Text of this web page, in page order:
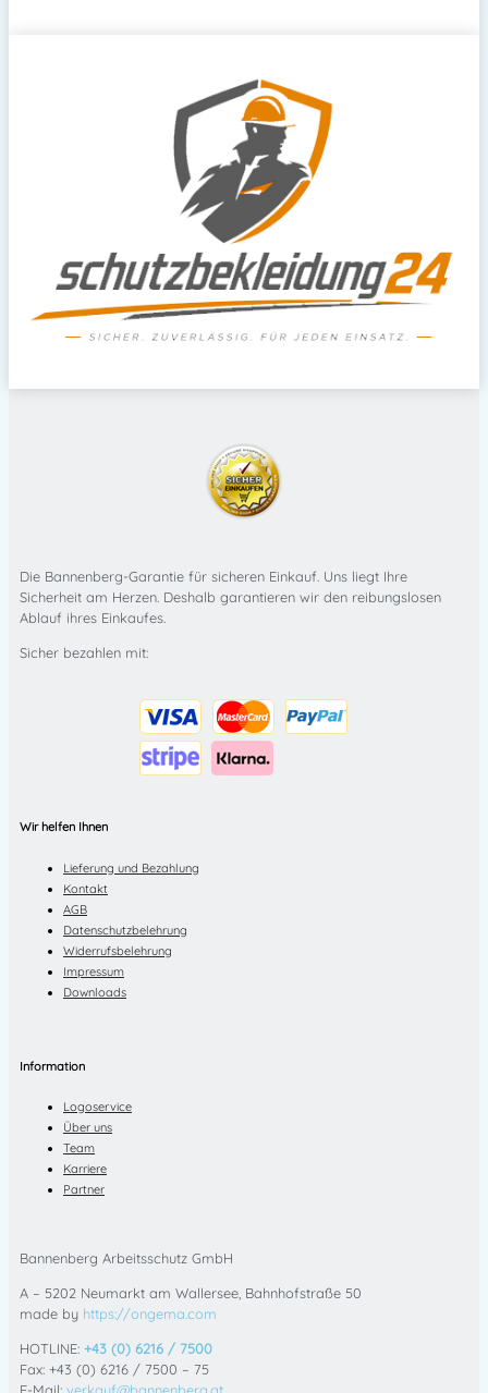
Die Bannenberg-Garantie für sicheren Einkauf. Uns liegt Ihre
Sicherheit am Herzen. Deshalb garantieren wir den reibungslosen
Ablauf ihres Einkaufes.
Sicher bezahlen mit:
Wir helfen Ihnen
Lieferung und Bezahlung
Kontakt
AGB
Datenschutzbelehrung
Widerrufsbelehrung
Impressum
Downloads
Information
Logoservice
Über uns
Team
Karriere
Partner
Bannenberg Arbeitsschutz GmbH
A – 5202 Neumarkt am Wallersee, Bahnhofstraße 50
made by https://ongema.com
HOTLINE: +43 (0) 6216 / 7500
Fax: +43 (0) 6216 / 7500 – 75
E-Mail: verkauf@bannenberg.at